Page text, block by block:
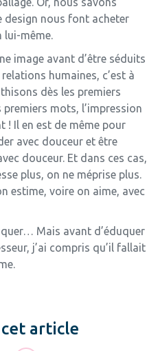
design nous font acheter
lui-même.
image avant d’être séduits
humaines, c’est à
dès les premiers
mots, l’impression
! Il en est de même pour
avec douceur et être
douceur. Et dans ces cas,
plus, on ne méprise plus.
estime, voire on aime, avec
Mais avant d’éduquer
j’ai compris qu’il fallait
article